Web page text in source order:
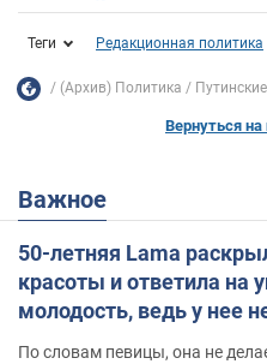
Теги Редакционная политика
(Архив) Политика
Вернуться на
Важное
50-летняя Lama
красоты и ответила на
молодость, ведь у нее
По словам певицы, она не